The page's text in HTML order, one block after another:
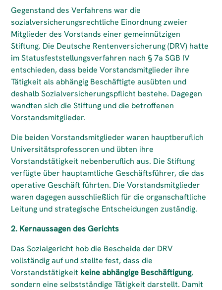
Gegenstand des Verfahrens war die
sozialversicherungsrechtliche Einordnung zweier
Mitglieder des Vorstands einer gemeinnützigen
Stiftung. Die Deutsche Rentenversicherung (DRV) hatte
im Statusfeststellungsverfahren nach § 7a SGB IV
entschieden, dass beide Vorstandsmitglieder ihre
Tätigkeit als abhängig Beschäftigte ausübten und
deshalb Sozialversicherungspflicht bestehe. Dagegen
wandten sich die Stiftung und die betroffenen
Vorstandsmitglieder.
Die beiden Vorstandsmitglieder waren hauptberuflich
Universitätsprofessoren und übten ihre
Vorstandstätigkeit nebenberuflich aus. Die Stiftung
verfügte über hauptamtliche Geschäftsführer, die das
operative Geschäft führten. Die Vorstandsmitglieder
waren dagegen ausschließlich für die organschaftliche
Leitung und strategische Entscheidungen zuständig.
2. Kernaussagen des Gerichts
Das Sozialgericht hob die Bescheide der DRV
vollständig auf und stellte fest, dass die
Vorstandstätigkeit keine abhängige Beschäftigung,
sondern eine selbstständige Tätigkeit darstellt. Damit